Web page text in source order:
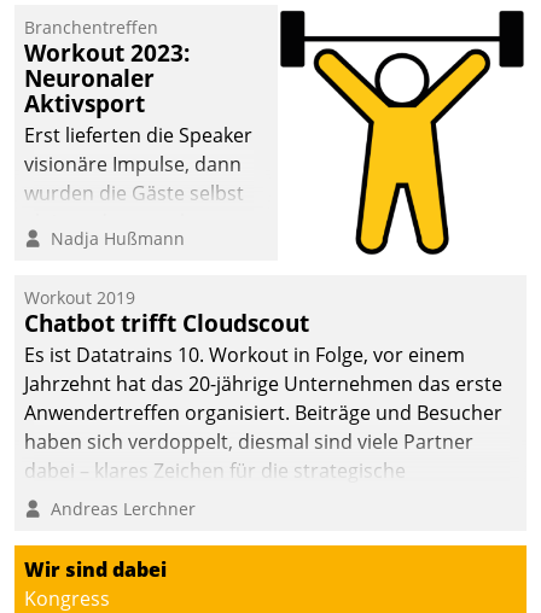
Mammutprojekte
meistern und Workloads
wuppen – bei zunehmend
anspruchsvollen
Aufgaben und
abnehmendem
Branchentreffen
Workout 2023:
Neuronaler
Aktivsport
Erst lieferten die Speaker
visionäre Impulse, dann
wurden die Gäste selbst
methodisch
Quartier. Dazwischen
zeigte Datatrain, was es
Neues zu bieten hat.
Nadja Hußmann
Workout 2019
Chatbot trifft Cloudscout
Es ist Datatrains 10. Workout in Folge, vor einem
Jahrzehnt hat das 20-jährige Unternehmen das erste
Anwendertreffen organisiert. Beiträge und Besucher
haben sich verdoppelt, diesmal sind viele Partner
dabei – klares Zeichen für die strategische
Fokussierung auf den Kunden.
Andreas Lerchner
Wir sind dabei
Kongress